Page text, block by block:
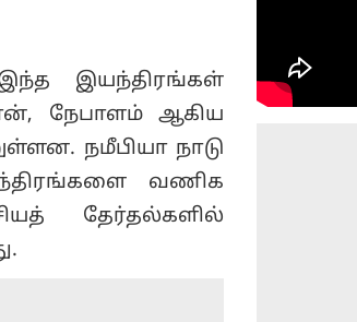
இந்த இயந்திரங்கள்
நேபாளம் ஆகிய
நமீபியா நாடு
வணிக
தேர்தல்களில்